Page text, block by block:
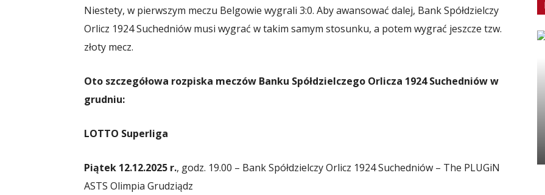
Niestety, w pierwszym meczu Belgowie wygrali 3:0. Aby awansować dalej, Bank Spółdzielczy
Orlicz 1924 Suchedniów musi wygrać w takim samym stosunku, a potem wygrać jeszcze tzw.
złoty mecz.
Oto szczegółowa rozpiska meczów Banku Spółdzielczego Orlicza 1924 Suchedniów w
grudniu:
LOTTO Superliga
Piątek 12.12.2025 r., godz. 19.00 – Bank Spółdzielczy Orlicz 1924 Suchedniów – The PLUGiN
ASTS Olimpia Grudziądz